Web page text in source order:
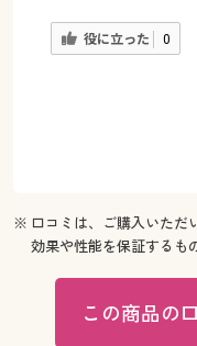
役に立った 0
※ 口コミは、ご購入いただ
効果や性能を保証するも
この商品の